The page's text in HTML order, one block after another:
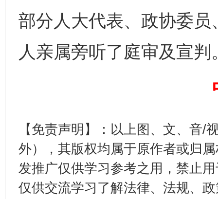
部分人大代表、政协委
人亲属旁听了庭审及宣判
【免责声明】：以上图、文、音/
外），其版权均属于原作者或归
发推广仅供学习参考之用，禁止
仅供交流学习了解法律、法规、
一纸欠